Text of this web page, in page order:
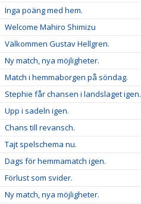
Inga poäng med hem.
Welcome Mahiro Shimizu
Välkommen Gustav Hellgren.
Ny match, nya möjligheter.
Match i hemmaborgen på söndag.
Stephie får chansen i landslaget igen.
Upp i sadeln igen.
Chans till revansch.
Tajt spelschema nu.
Dags för hemmamatch igen.
Förlust som svider.
Ny match, nya möjligheter.